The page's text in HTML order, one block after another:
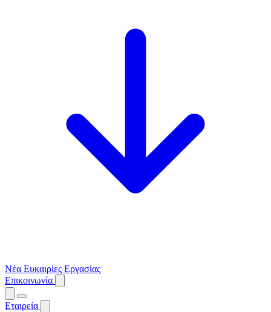
Νέα Ευκαιρίες Εργασίας
Επικοινωνία
Εταιρεία